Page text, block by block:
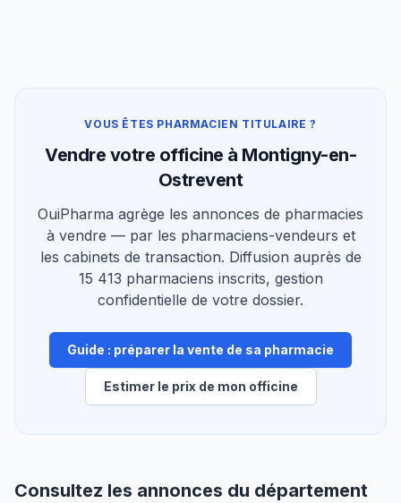
VOUS ÊTES PHARMACIEN TITULAIRE ?
Vendre votre officine à Montigny-en-
Ostrevent
OuiPharma agrège les annonces de pharmacies
à vendre — par les pharmaciens-vendeurs et
les cabinets de transaction. Diffusion auprès de
15 413 pharmaciens inscrits, gestion
confidentielle de votre dossier.
Guide : préparer la vente de sa pharmacie
Estimer le prix de mon officine
Consultez les annonces du département